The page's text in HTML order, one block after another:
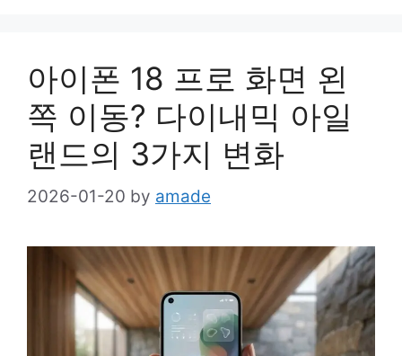
아이폰 18 프로 화면 왼
쪽 이동? 다이내믹 아일
랜드의 3가지 변화
2026-01-20 by amade